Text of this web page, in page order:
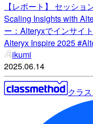
【レポート】 セッショ
Scaling Insights with
ー：Alteryxでインサイ
Alteryx Inspire 2025
ikumi
2025.06.14
クラ